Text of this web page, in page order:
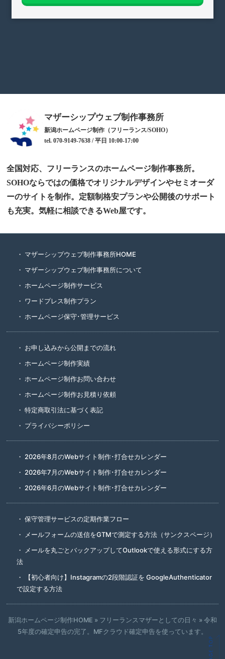
マザーシップウェブ制作事務所
新潟ホームページ制作（フリーランス/SOHO）
tel. 070-9149-7638 / 平日 10:00-17:00
全国対応、フリーランスのホームページ制作事務所。
SOHOならではの価格でオリジナルデザインやセミオーダ
ーのサイトを制作。定額制格安プランや公開後のサポート
も充実。気軽に相談できるWeb屋です。
マザーシップウェブ制作事務所HOME
マザーシップウェブ制作事務所について
ホームページ制作サービス
ワードプレス制作プラン
ホームページ保守･管理サービス
お申し込みから公開までの流れ
ホームページ制作実績
ホームページ制作お問い合わせ
ホームページ制作お見積り依頼
特定商取引法に基づく表記
プライバシーポリシー
2026年8月のWebサイト制作･打合せカレンダー
2026年7月のWebサイト制作･打合せカレンダー
2026年6月のWebサイト制作･打合せカレンダー
保守管理サービスの定期作業フロー
メールフォームの送信をGTMで測定する方法（サンクスページ）
メールを丸ごとバックアップしてOutlookで使える形式にする方
法
【初心者向け】Instagramの2段階認証を GoogleAuthenticator
で設定する方法
新潟ホームページ制作HOME » フリーランスマザーとしての日々 » 令和
5年度の確定申告の完了。MFクラウド確定申告を使っています。